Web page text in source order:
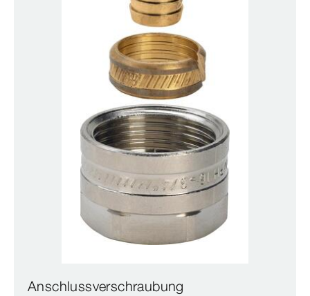
Anschlussverschraubung